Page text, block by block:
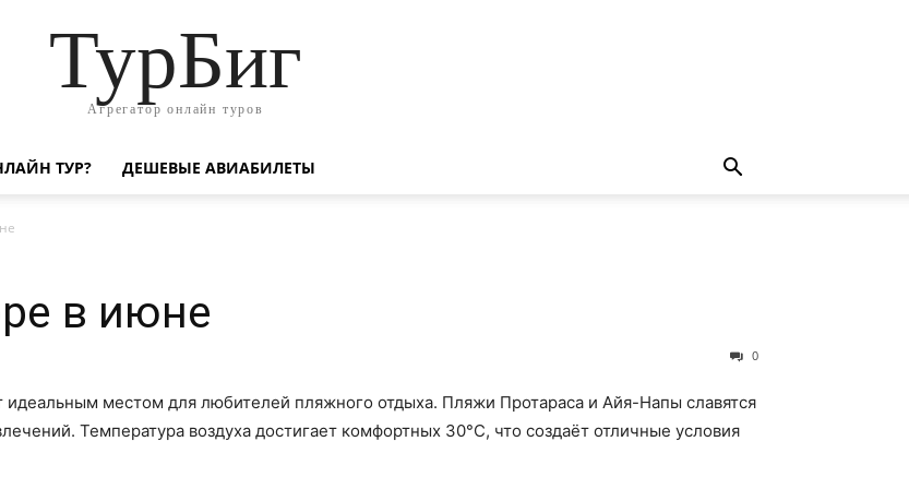
ТурБиг
Агрегатор онлайн туров
ТУР? ДЕШЕВЫЕ АВИАБИЛЕТЫ
в июне
0
идеальным местом для любителей пляжного отдыха. Пляжи Протараса и Айя-Напы славятся
Температура воздуха достигает комфортных 30°C, что создаёт отличные условия